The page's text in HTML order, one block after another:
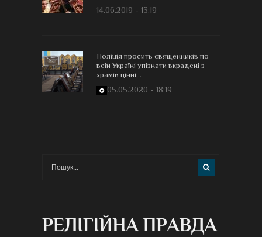
14.06.2019 - 13:19
Поліція просить священників по
всій Україні упізнати вкрадені з
храмів цінні...
05.05.2020 - 18:19